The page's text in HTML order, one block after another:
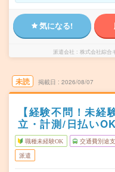
気になる!
派遣会社 株式会社綜合
未読 掲載日 2026/08/07
【経験不問！未経
立・計測/日払いOK
職種未経験OK 交通費別途
派遣